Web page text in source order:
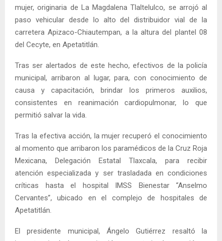
mujer, originaria de La Magdalena Tlaltelulco, se arrojó al
paso vehicular desde lo alto del distribuidor vial de la
carretera Apizaco-Chiautempan, a la altura del plantel 08
del Cecyte, en Apetatitlán.
Tras ser alertados de este hecho, efectivos de la policía
municipal, arribaron al lugar, para, con conocimiento de
causa y capacitación, brindar los primeros auxilios,
consistentes en reanimación cardiopulmonar, lo que
permitió salvar la vida.
Tras la efectiva acción, la mujer recuperó el conocimiento
al momento que arribaron los paramédicos de la Cruz Roja
Mexicana, Delegación Estatal Tlaxcala, para recibir
atención especializada y ser trasladada en condiciones
críticas hasta el hospital IMSS Bienestar “Anselmo
Cervantes”, ubicado en el complejo de hospitales de
Apetatitlán.
El presidente municipal, Ángelo Gutiérrez resaltó la